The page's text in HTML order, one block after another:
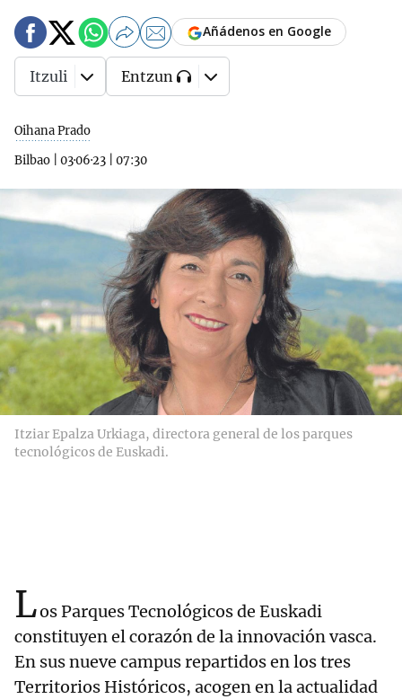
Oihana Prado
Bilbao
03·06·23 07:30
Añádenos en Google
Itzuli Entzun
Itziar Epalza Urkiaga, directora general de los parques
tecnológicos de Euskadi.
Los Parques Tecnológicos de Euskadi
constituyen el corazón de la innovación vasca.
En sus nueve campus repartidos en los tres
Territorios Históricos, acogen en la actualidad